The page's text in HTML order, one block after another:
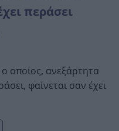
περάσει
οποίος, ανεξάρτητα
φαίνεται σαν έχει